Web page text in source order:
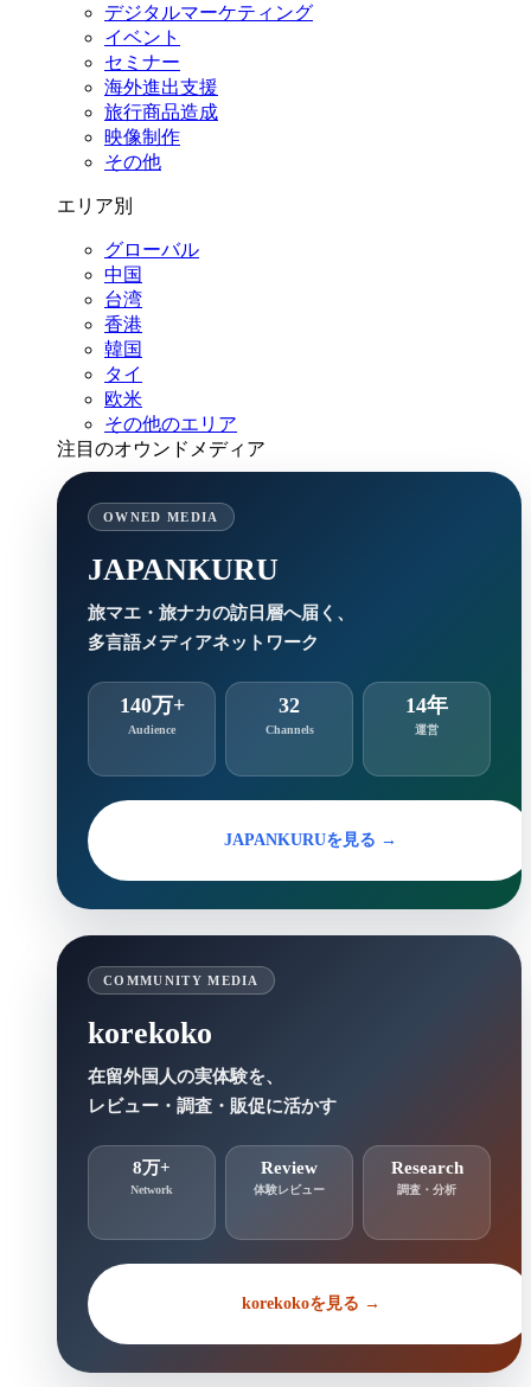
デジタルマーケティング
イベント
セミナー
海外進出支援
旅行商品造成
映像制作
その他
エリア別
グローバル
中国
台湾
香港
韓国
タイ
欧米
その他のエリア
注目のオウンドメディア
OWNED MEDIA
JAPANKURU
旅マエ・旅ナカの訪日層へ届く、
多言語メディアネットワーク
140万+
Audience
32
Channels
14年
運営
JAPANKURUを見る →
COMMUNITY MEDIA
korekoko
在留外国人の実体験を、
レビュー・調査・販促に活かす
8万+
Network
Review
体験レビュー
Research
調査・分析
korekokoを見る →